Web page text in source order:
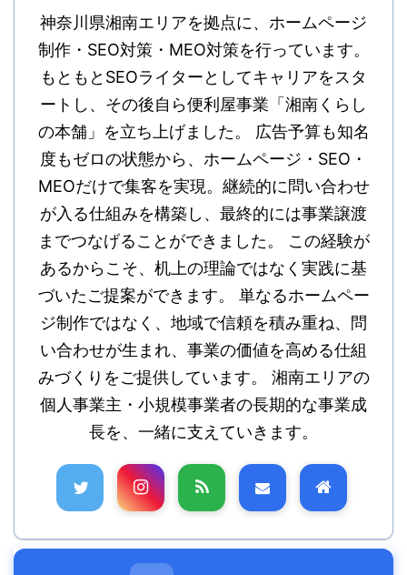
神奈川県湘南エリアを拠点に、ホームページ
制作・SEO対策・MEO対策を行っています。
もともとSEOライターとしてキャリアをスタ
ートし、その後自ら便利屋事業「湘南くらし
の本舗」を立ち上げました。 広告予算も知名
度もゼロの状態から、ホームページ・SEO・
MEOだけで集客を実現。継続的に問い合わせ
が入る仕組みを構築し、最終的には事業譲渡
までつなげることができました。 この経験が
あるからこそ、机上の理論ではなく実践に基
づいたご提案ができます。 単なるホームペー
ジ制作ではなく、地域で信頼を積み重ね、問
い合わせが生まれ、事業の価値を高める仕組
みづくりをご提供しています。 湘南エリアの
個人事業主・小規模事業者の長期的な事業成
長を、一緒に支えていきます。